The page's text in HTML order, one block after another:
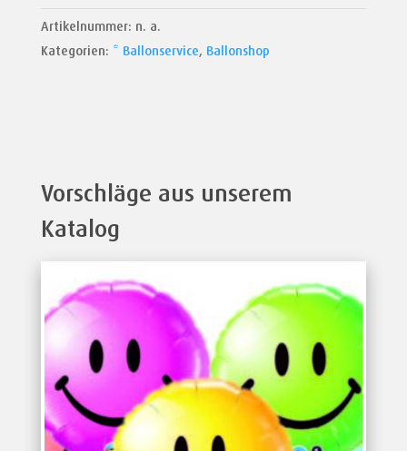
Artikelnummer: n. a.
Kategorien: * Ballonservice, Ballonshop
Vorschläge aus unserem
Katalog